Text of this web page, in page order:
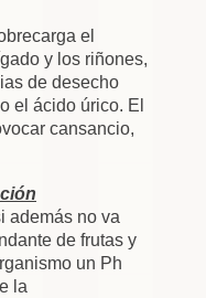
el
y los riñones,
de desecho
el ácido úrico. El
cansancio,
además no va
de frutas y
un Ph
la